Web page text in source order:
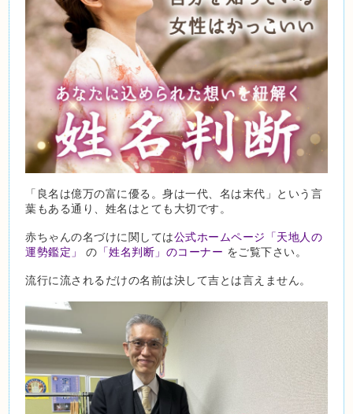
「良名は億万の富に優る。身は一代、名は末代」という言
葉もある通り、姓名はとても大切です。
赤ちゃんの名づけに関しては公式ホームページ「天地人の
運勢鑑定」
の 「姓名判断」のコーナー をご覧下さい。
流行に流されるだけの名前は決して吉とは言えません。